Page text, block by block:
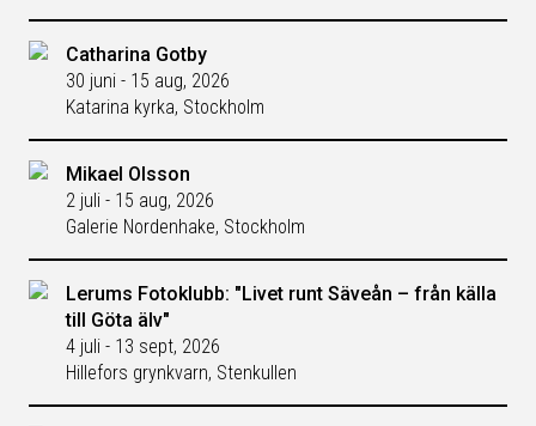
Catharina Gotby
30 juni - 15 aug, 2026
Katarina kyrka, Stockholm
Mikael Olsson
2 juli - 15 aug, 2026
Galerie Nordenhake, Stockholm
Lerums Fotoklubb: "Livet runt Säveån – från källa
till Göta älv"
4 juli - 13 sept, 2026
Hillefors grynkvarn, Stenkullen